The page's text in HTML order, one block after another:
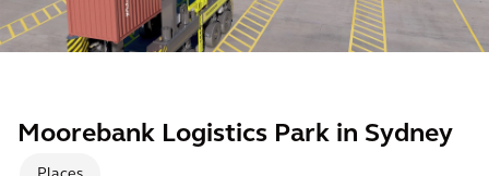
Moorebank Logistics Park in Sydney